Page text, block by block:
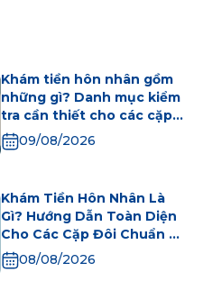
Khám tiền hôn nhân gồm
những gì? Danh mục kiểm
tra cần thiết cho các cặp
đôi trước khi kết hôn
09/08/2026
Khám Tiền Hôn Nhân Là
Gì? Hướng Dẫn Toàn Diện
Cho Các Cặp Đôi Chuẩn Bị
Kết Hôn
08/08/2026